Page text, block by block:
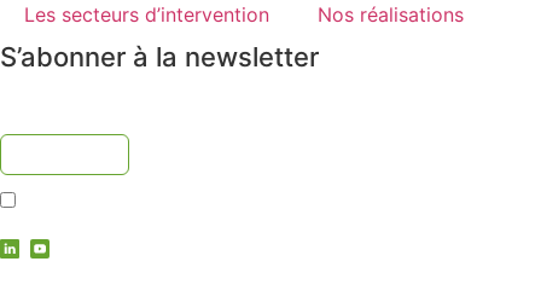
Les secteurs d’intervention Nos réalisations
S’abonner à la newsletter